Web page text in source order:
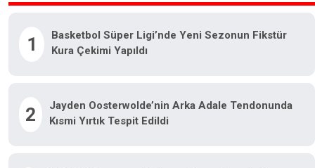
1
Basketbol Süper Ligi’nde Yeni Sezonun Fikstür
Kura Çekimi Yapıldı
2
Jayden Oosterwolde’nin Arka Adale Tendonunda
Kısmi Yırtık Tespit Edildi